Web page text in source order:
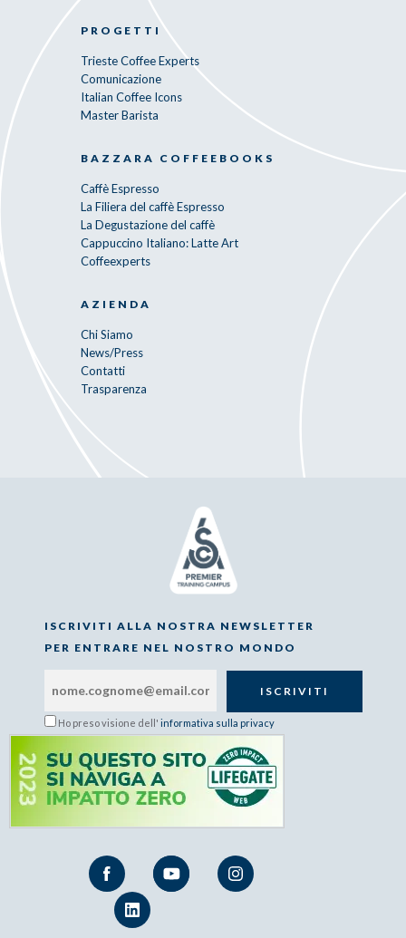
PROGETTI
Trieste Coffee Experts
Comunicazione
Italian Coffee Icons
Master Barista
BAZZARA COFFEEBOOKS
Caffè Espresso
La Filiera del caffè Espresso
La Degustazione del caffè
Cappuccino Italiano: Latte Art
Coffeexperts
AZIENDA
Chi Siamo
News/Press
Contatti
Trasparenza
ISCRIVITI ALLA NOSTRA NEWSLETTER
PER ENTRARE NEL NOSTRO MONDO
Ho preso visione dell' informativa sulla privacy